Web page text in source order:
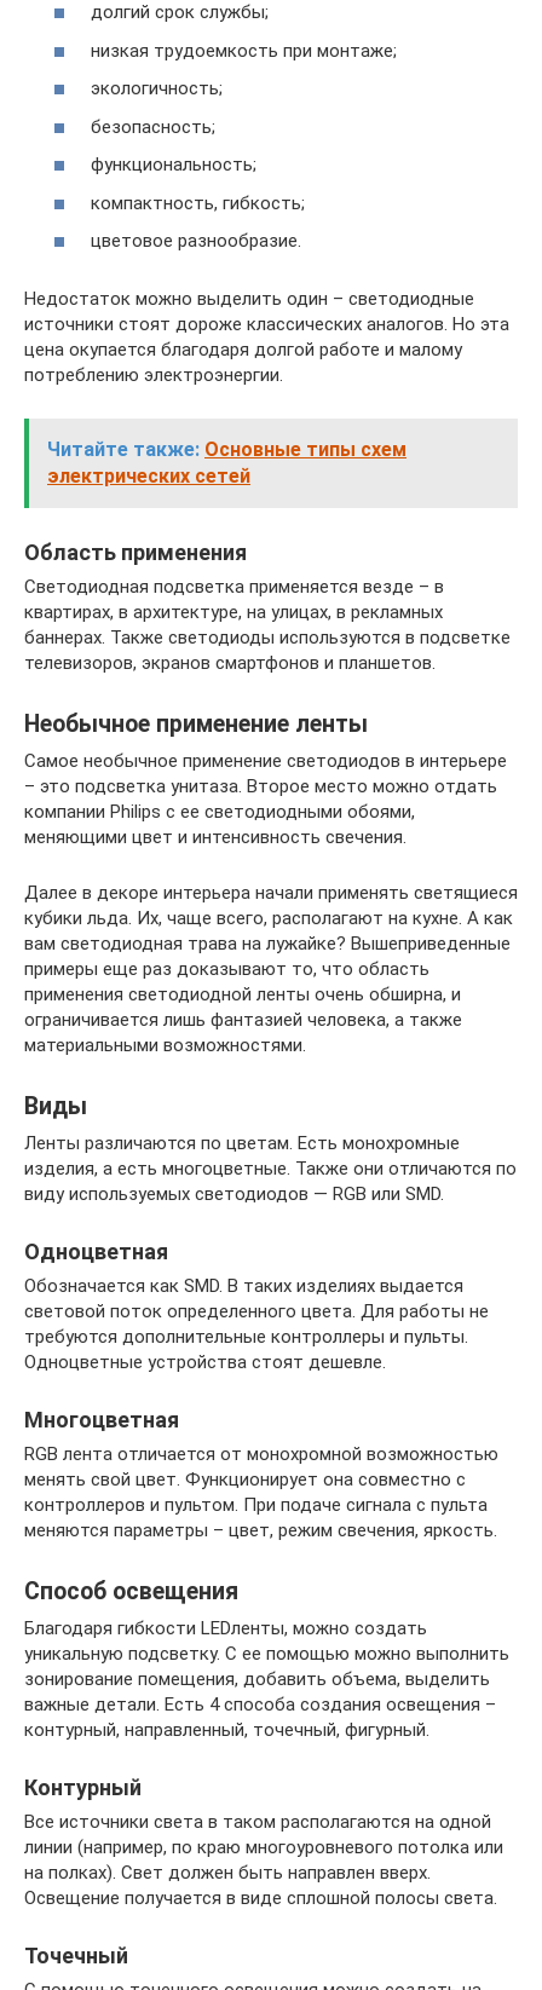
долгий срок службы;
низкая трудоемкость при монтаже;
экологичность;
безопасность;
функциональность;
компактность, гибкость;
цветовое разнообразие.
Недостаток можно выделить один – светодиодные
источники стоят дороже классических аналогов. Но эта
цена окупается благодаря долгой работе и малому
потреблению электроэнергии.
Читайте также: Основные типы схем
электрических сетей
Область применения
Светодиодная подсветка применяется везде – в
квартирах, в архитектуре, на улицах, в рекламных
баннерах. Также светодиоды используются в подсветке
телевизоров, экранов смартфонов и планшетов.
Необычное применение ленты
Самое необычное применение светодиодов в интерьере
– это подсветка унитаза. Второе место можно отдать
компании Philips с ее светодиодными обоями,
меняющими цвет и интенсивность свечения.
Далее в декоре интерьера начали применять светящиеся
кубики льда. Их, чаще всего, располагают на кухне. А как
вам светодиодная трава на лужайке? Вышеприведенные
примеры еще раз доказывают то, что область
применения светодиодной ленты очень обширна, и
ограничивается лишь фантазией человека, а также
материальными возможностями.
Виды
Ленты различаются по цветам. Есть монохромные
изделия, а есть многоцветные. Также они отличаются по
виду используемых светодиодов — RGB или SMD.
Одноцветная
Обозначается как SMD. В таких изделиях выдается
световой поток определенного цвета. Для работы не
требуются дополнительные контроллеры и пульты.
Одноцветные устройства стоят дешевле.
Многоцветная
RGB лента отличается от монохромной возможностью
менять свой цвет. Функционирует она совместно с
контроллеров и пультом. При подаче сигнала с пульта
меняются параметры – цвет, режим свечения, яркость.
Способ освещения
Благодаря гибкости LEDленты, можно создать
уникальную подсветку. С ее помощью можно выполнить
зонирование помещения, добавить объема, выделить
важные детали. Есть 4 способа создания освещения –
контурный, направленный, точечный, фигурный.
Контурный
Все источники света в таком располагаются на одной
линии (например, по краю многоуровневого потолка или
на полках). Свет должен быть направлен вверх.
Освещение получается в виде сплошной полосы света.
Точечный